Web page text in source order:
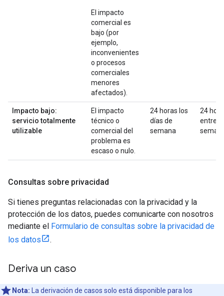
El impacto
comercial es
bajo (por
ejemplo,
inconvenientes
o procesos
comerciales
menores
afectados).
Impacto bajo:
servicio totalmente
utilizable
El impacto
técnico o
comercial del
problema es
escaso o nulo.
24 horas los
días de
semana
24
entre
Consultas sobre privacidad
Si tienes preguntas relacionadas con la privacidad y la
protección de los datos, puedes comunicarte con nosotros
mediante el Formulario de consultas sobre la privacidad de
los datos
.
Deriva un caso
Nota: La derivación de casos solo está disponible para los